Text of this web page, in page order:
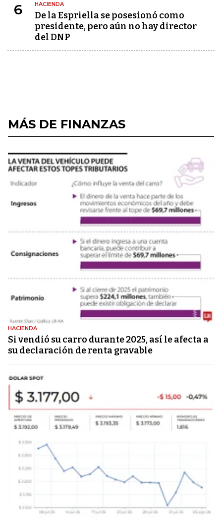
6 HACIENDA
De la Espriella se posesionó como
presidente, pero aún no hay director
del DNP
MÁS DE FINANZAS
HACIENDA
Si vendió su carro durante 2025, así le afecta a
su declaración de renta gravable